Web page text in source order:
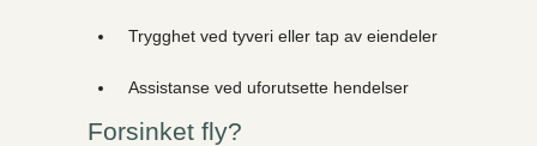
Trygghet ved tyveri eller tap av eiendeler
Assistanse ved uforutsette hendelser
Forsinket fly?